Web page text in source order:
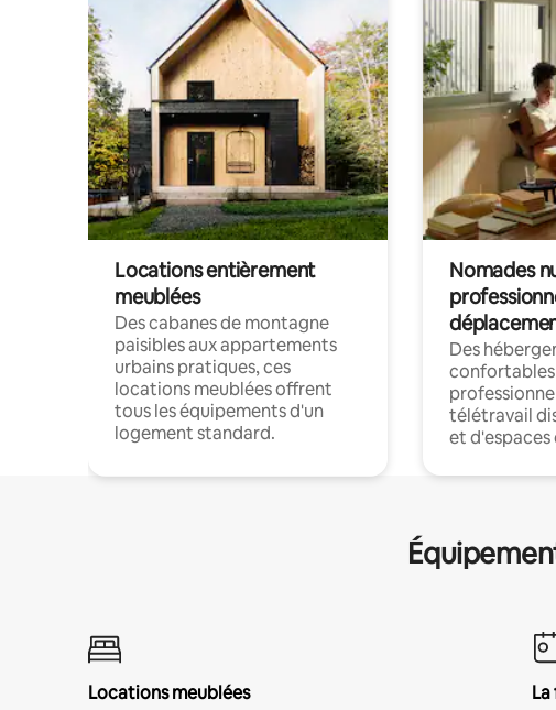
Locations entièrement
meublées
Des cabanes de montagne
paisibles aux appartements
urbains pratiques, ces
locations meublées offrent
tous les équipements d'un
logement standard.
Nomades
Des
confortables
télétravail
et d'espaces
Locations meublées